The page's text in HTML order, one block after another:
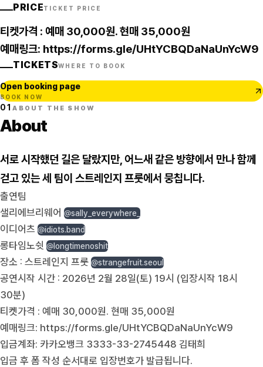
PRICETICKET PRICE
티켓가격 : 예매 30,000원. 현매 35,000원
예매링크: https://forms.gle/UHtYCBQDaNaUnYcW9
TICKETSWHERE TO BOOK
Open booking page
BOOK NOW
01ABOUT THE SHOW
About
서로 시작했던 길은 달랐지만, 어느새 같은 방향에서 만나 함께
걷고 있는 세 팀이 스트레인지 프룻에서 뭉칩니다.
출연팀
샐리에브리웨어 @sally_everywhere_
이디어츠 @idiots.band
롱타임노쉿 @longtimenoshit
장소 : 스트레인지 프룻 @strangefruit.seoul
공연시작 시간 : 2026년 2월 28일(토) 19시 (입장시작 18시
30분)
티켓가격 : 예매 30,000원. 현매 35,000원
예매링크: https://forms.gle/UHtYCBQDaNaUnYcW9
입금계좌: 카카오뱅크 3333-33-2745448 김태희
입금 후 폼 작성 순서대로 입장번호가 발급됩니다.